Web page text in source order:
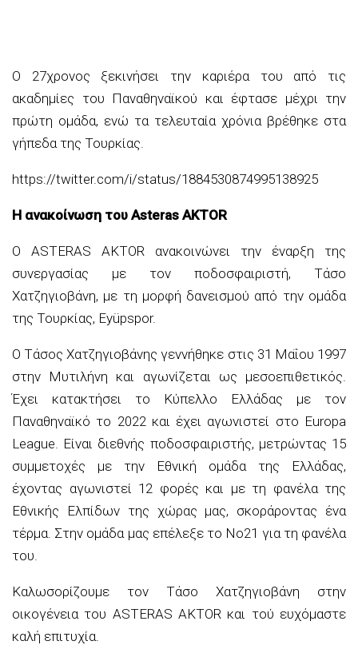
Ο 27χρονος ξεκινήσει την καριέρα του από τις
ακαδημίες του Παναθηναϊκού και έφτασε μέχρι την
πρώτη ομάδα, ενώ τα τελευταία χρόνια βρέθηκε στα
γήπεδα της Τουρκίας.
https://twitter.com/i/status/1884530874995138925
Η ανακοίνωση του Asteras AKTOR
Ο ASTERAS AKTOR ανακοινώνει την έναρξη της
συνεργασίας με τον ποδοσφαιριστή, Τάσο
Χατζηγιοβάνη, με τη μορφή δανεισμού από την ομάδα
της Τουρκίας, Eyüpspor.
Ο Τάσος Χατζηγιοβάνης γεννήθηκε στις 31 Μαΐου 1997
στην Μυτιλήνη και αγωνίζεται ως μεσοεπιθετικός.
Έχει κατακτήσει το Κύπελλο Ελλάδας με τον
Παναθηναϊκό το 2022 και έχει αγωνιστεί στο Europa
League. Είναι διεθνής ποδοσφαιριστής, μετρώντας 15
συμμετοχές με την Εθνική ομάδα της Ελλάδας,
έχοντας αγωνιστεί 12 φορές και με τη φανέλα της
Εθνικής Ελπίδων της χώρας μας, σκοράροντας ένα
τέρμα. Στην ομάδα μας επέλεξε το Νο21 για τη φανέλα
του.
Καλωσορίζουμε τον Τάσο Χατζηγιοβάνη στην
οικογένεια του ASTERAS AKTOR και τού ευχόμαστε
καλή επιτυχία.